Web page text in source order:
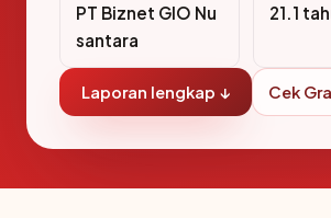
PT Biznet GIO Nu
santara
21.1
Laporan lengkap ↓ Cek